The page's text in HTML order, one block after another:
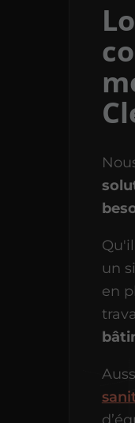
un
en